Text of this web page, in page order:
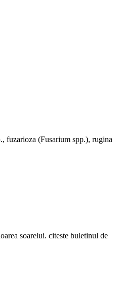
fuzarioza (Fusarium spp.), rugina
soarelui. citeste buletinul de